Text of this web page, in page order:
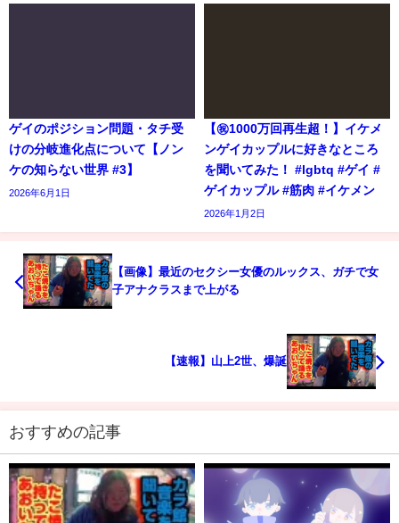
ゲイのポジション問題・タチ受
けの分岐進化点について【ノン
ケの知らない世界 #3】
2026年6月1日
【㊗️1000万回再生超！】イケメ
ンゲイカップルに好きなところ
を聞いてみた！ #lgbtq #ゲイ #
ゲイカップル #筋肉 #イケメン
2026年1月2日
【画像】最近のセクシー女優のルックス、ガチで女
子アナクラスまで上がる
【速報】山上2世、爆誕
おすすめの記事